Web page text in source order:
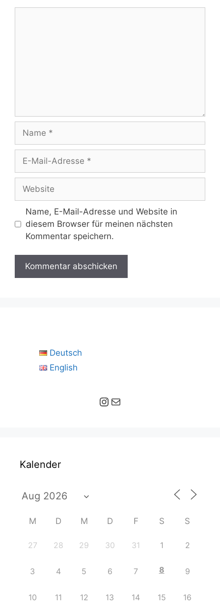
Mail-
Adresse
Name, E-Mail-Adresse und Website in
diesem Browser für meinen nächsten
Kommentar speichern.
Deutsch
English
Instagram E-Mail
Kalender
M D M D F S S
27 28 29 30 31 1 2
3 4 5 6 7 8 9
10 11 12 13 14 15 16